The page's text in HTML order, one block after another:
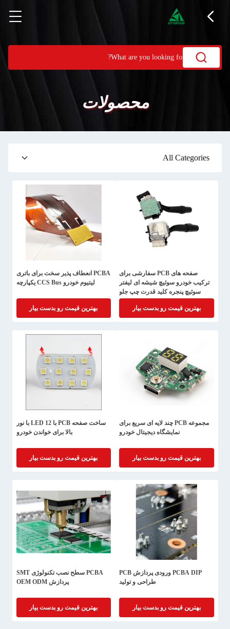
محصولات
All Categories
صفحه های PCB سفارشی برای
ترکیب خودرو سوئیچ شیشه ای لیفتر
سوئیچ پنجره کلید قدرت چپ جلو
اصلی دکمه درایو مونتاژ
بهترین قیمت رو بدست بیار
PCBA انعطاف پذیر سخت برای باتری
لیتیوم خودرو CCS Bus یکپارچه
بهترین قیمت رو بدست بیار
مجموعه PCB چند لایه ای سریع برای
نمایشگاه دیجیتال خودرو
بهترین قیمت رو بدست بیار
ساخت صفحه PCB با 12 LED با نور
بالا برای خواندن خودرو
بهترین قیمت رو بدست بیار
PCBA DIP ورودی پردازش PCB
طراحی و تولید
بهترین قیمت رو بدست بیار
PCBA سطح نصب تکنولوژی SMT
پردازش OEM ODM
بهترین قیمت رو بدست بیار